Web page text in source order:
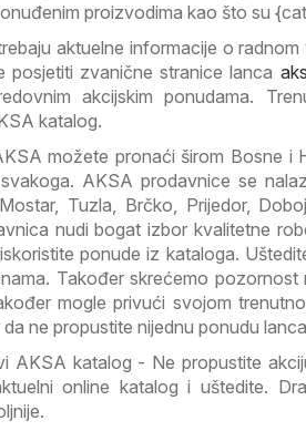
proizvodima kao što su
aktuelne informacije o
posjetiti zvanične stranice lanca
akcijskim ponudama.
katalog.
možete pronaći širom Bosne i
AKSA prodavnice se
Tuzla, Brčko, Prijedor,
nudi bogat izbor kvalitetne
ponude iz kataloga.
Također skrećemo
mogle privući svojom
da ne propustite nijednu ponudu
AKSA katalog - Ne propustite
online katalog i uštedite.